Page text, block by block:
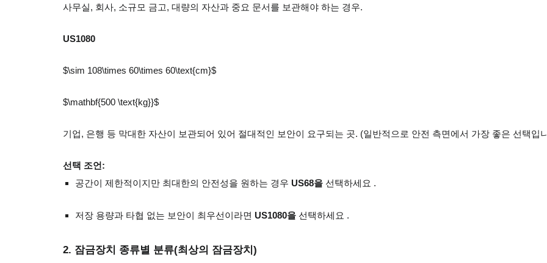
사무실, 회사, 소규모 금고, 대량의 자산과 중요 문서를 보관해야 하는 경우.
US1080
$\sim 108\times 60\times 60\text{cm}$
$\mathbf{500 \text{kg}}$
기업, 은행 등 막대한 자산이 보관되어 있어 절대적인 보안이 요구되는 곳. (일반적으로 안전 측면에서 가장 좋은 선택입
선택 조언:
공간이 제한적이지만 최대한의 안전성을 원하는 경우 US68을선택하세요 .
저장 용량과 타협 없는 보안이 최우선이라면 US1080을선택하세요 .
2. 잠금장치 종류별 분류(최상의 잠금장치)